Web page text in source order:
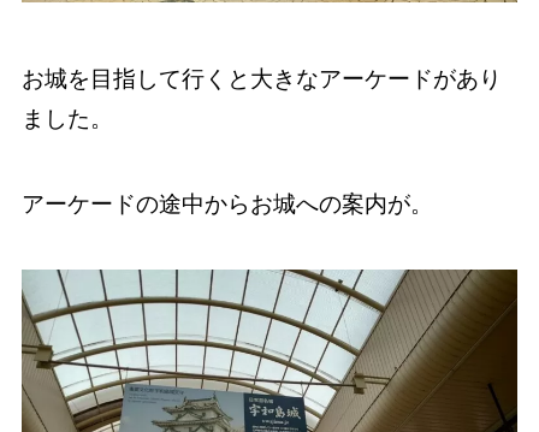
お城を目指して行くと大きなアーケードがあり
ました。
アーケードの途中からお城への案内が。